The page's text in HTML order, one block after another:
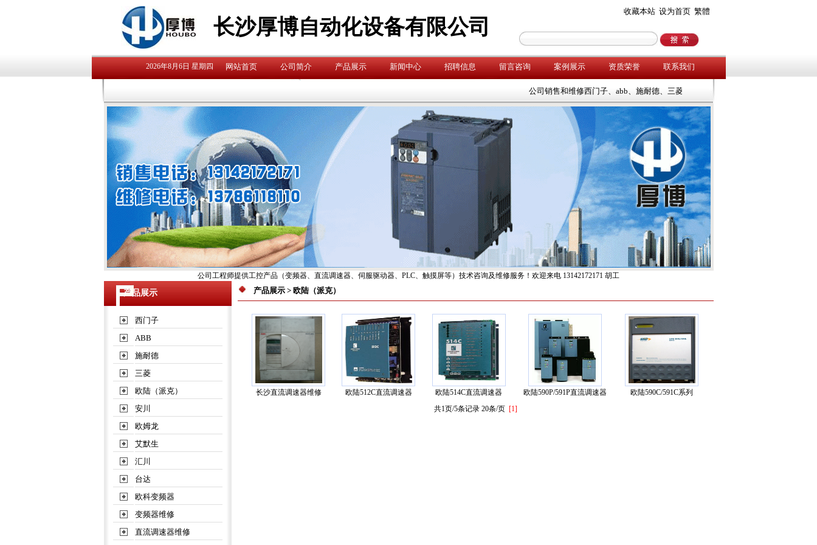
长沙厚博自动化设备有限公司
收藏本站 设为首页 繁體
2026年8月6日 星期四 网站首页 公司简介 产品展示 新闻中心 招聘信息 留言咨询 案例展示 资质荣誉 联系我们
公司销售和维修西门子、abb、施耐德、三菱、安川、欧陆等工控产品，欢迎来电
公司工程师提供工控产品（变频器、直流调速器、伺服驱动器、PLC、触摸屏等）技术咨询及维修服务！欢迎来电 13142172171 胡工
产品展示
西门子
ABB
施耐德
三菱
欧陆（派克）
安川
欧姆龙
艾默生
汇川
台达
欧科变频器
变频器维修
直流调速器维修
产品展示> 欧陆（派克）
长沙直流调速器维修 欧陆512C直流调速器 欧陆514C直流调速器 欧陆590P/591P直流调速器
欧陆590C/591C系列
共1页/5条记录 20条/页 [1]